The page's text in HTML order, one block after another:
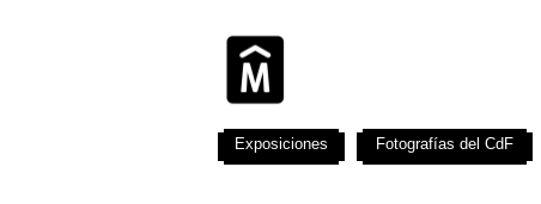
Exposiciones Fotografías del CdF